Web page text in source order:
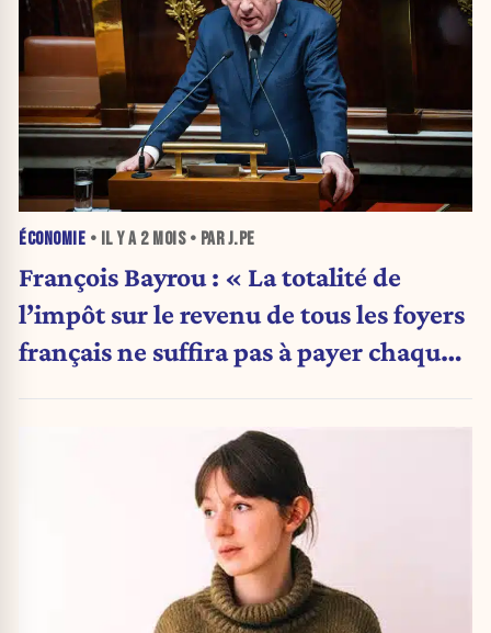
ÉCONOMIE • IL Y A 2 MOIS• PAR J.PE
François Bayrou : « La totalité de
l’impôt sur le revenu de tous les foyers
français ne suffira pas à payer chaque